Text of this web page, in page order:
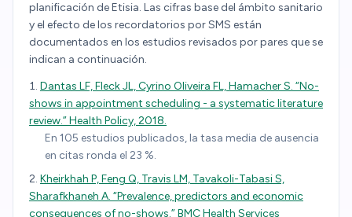
planificación de Etisia. Las cifras base del ámbito sanitario
y el efecto de los recordatorios por SMS están
documentados en los estudios revisados por pares que se
indican a continuación.
Dantas LF, Fleck JL, Cyrino Oliveira FL, Hamacher S. “No-
shows in appointment scheduling - a systematic literature
review.” Health Policy, 2018.
En 105 estudios publicados, la tasa media de ausencia
en citas ronda el 23 %.
Kheirkhah P, Feng Q, Travis LM, Tavakoli-Tabasi S,
Sharafkhaneh A. “Prevalence, predictors and economic
consequences of no-shows.” BMC Health Services